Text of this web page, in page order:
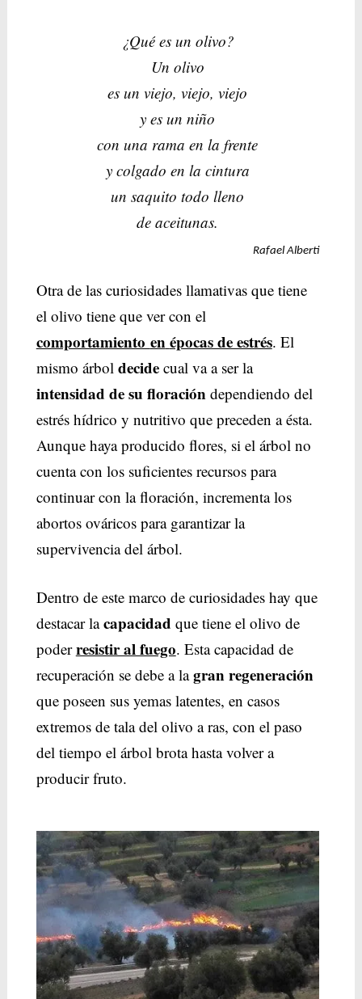
¿Qué es un olivo?
Un olivo
es un viejo, viejo, viejo
y es un niño
con una rama en la frente
y colgado en la cintura
un saquito todo lleno
de aceitunas.
Rafael Alberti
Otra de las curiosidades llamativas que tiene
el olivo tiene que ver con el
comportamiento enépocas de estrés. El
mismo árbol decidecual va a ser la
intensidad de su floración dependiendo del
estrés hídrico y nutritivo que preceden a ésta.
Aunque haya producido flores, si el árbol no
cuenta con los suficientes recursos para
continuar con la floración, incrementa los
abortos ováricos para garantizar la
supervivencia del árbol.
Dentro de este marco de curiosidades hay que
destacar lacapacidad que tiene el olivo de
poderresistir al fuego. Esta capacidad de
recuperación se debe a lagran regeneración
que poseen sus yemas latentes, en casos
extremos de tala del olivo a ras, con el paso
del tiempo el árbol brota hasta volver a
producir fruto.